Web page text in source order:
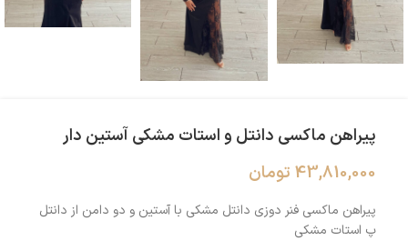
پیراهن ماکسی دانتل و استات مشکی آستین دار
43,810,000 تومان
پیراهن ماکسی فنر دوزی دانتل مشکی با آستین و دو دامن از دانتل
پ استات مشکی